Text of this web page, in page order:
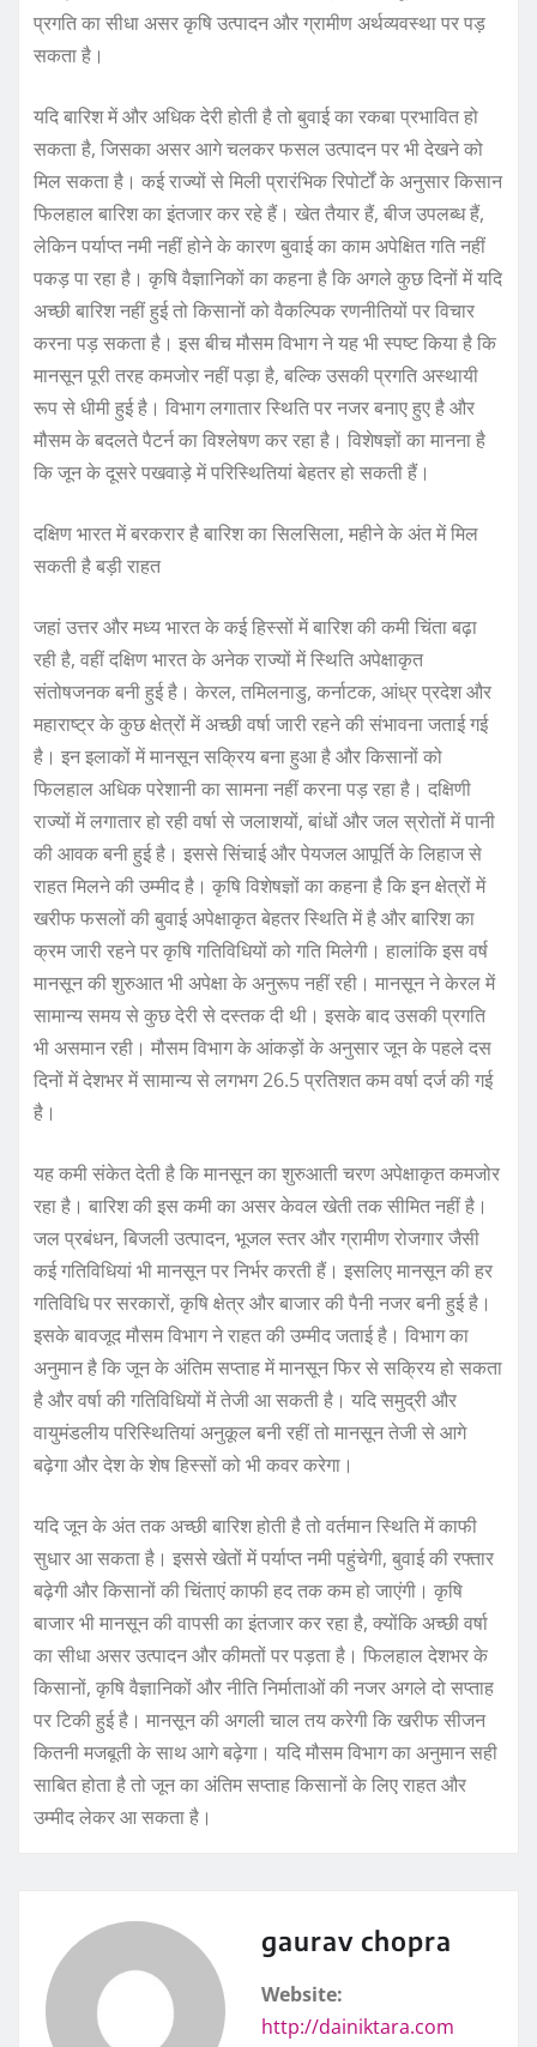
प्रगति का सीधा असर कृषि उत्पादन और ग्रामीण अर्थव्यवस्था पर पड़
सकता है।
यदि बारिश में और अधिक देरी होती है तो बुवाई का रकबा प्रभावित हो
सकता है, जिसका असर आगे चलकर फसल उत्पादन पर भी देखने को
मिल सकता है। कई राज्यों से मिली प्रारंभिक रिपोर्टों के अनुसार किसान
फिलहाल बारिश का इंतजार कर रहे हैं। खेत तैयार हैं, बीज उपलब्ध हैं,
लेकिन पर्याप्त नमी नहीं होने के कारण बुवाई का काम अपेक्षित गति नहीं
पकड़ पा रहा है। कृषि वैज्ञानिकों का कहना है कि अगले कुछ दिनों में यदि
अच्छी बारिश नहीं हुई तो किसानों को वैकल्पिक रणनीतियों पर विचार
करना पड़ सकता है। इस बीच मौसम विभाग ने यह भी स्पष्ट किया है कि
मानसून पूरी तरह कमजोर नहीं पड़ा है, बल्कि उसकी प्रगति अस्थायी
रूप से धीमी हुई है। विभाग लगातार स्थिति पर नजर बनाए हुए है और
मौसम के बदलते पैटर्न का विश्लेषण कर रहा है। विशेषज्ञों का मानना है
कि जून के दूसरे पखवाड़े में परिस्थितियां बेहतर हो सकती हैं।
दक्षिण भारत में बरकरार है बारिश का सिलसिला, महीने के अंत में मिल
सकती है बड़ी राहत
जहां उत्तर और मध्य भारत के कई हिस्सों में बारिश की कमी चिंता बढ़ा
रही है, वहीं दक्षिण भारत के अनेक राज्यों में स्थिति अपेक्षाकृत
संतोषजनक बनी हुई है। केरल, तमिलनाडु, कर्नाटक, आंध्र प्रदेश और
महाराष्ट्र के कुछ क्षेत्रों में अच्छी वर्षा जारी रहने की संभावना जताई गई
है। इन इलाकों में मानसून सक्रिय बना हुआ है और किसानों को
फिलहाल अधिक परेशानी का सामना नहीं करना पड़ रहा है। दक्षिणी
राज्यों में लगातार हो रही वर्षा से जलाशयों, बांधों और जल स्रोतों में पानी
की आवक बनी हुई है। इससे सिंचाई और पेयजल आपूर्ति के लिहाज से
राहत मिलने की उम्मीद है। कृषि विशेषज्ञों का कहना है कि इन क्षेत्रों में
खरीफ फसलों की बुवाई अपेक्षाकृत बेहतर स्थिति में है और बारिश का
क्रम जारी रहने पर कृषि गतिविधियों को गति मिलेगी। हालांकि इस वर्ष
मानसून की शुरुआत भी अपेक्षा के अनुरूप नहीं रही। मानसून ने केरल में
सामान्य समय से कुछ देरी से दस्तक दी थी। इसके बाद उसकी प्रगति
भी असमान रही। मौसम विभाग के आंकड़ों के अनुसार जून के पहले दस
दिनों में देशभर में सामान्य से लगभग 26.5 प्रतिशत कम वर्षा दर्ज की गई
है।
यह कमी संकेत देती है कि मानसून का शुरुआती चरण अपेक्षाकृत कमजोर
रहा है। बारिश की इस कमी का असर केवल खेती तक सीमित नहीं है।
जल प्रबंधन, बिजली उत्पादन, भूजल स्तर और ग्रामीण रोजगार जैसी
कई गतिविधियां भी मानसून पर निर्भर करती हैं। इसलिए मानसून की हर
गतिविधि पर सरकारों, कृषि क्षेत्र और बाजार की पैनी नजर बनी हुई है।
इसके बावजूद मौसम विभाग ने राहत की उम्मीद जताई है। विभाग का
अनुमान है कि जून के अंतिम सप्ताह में मानसून फिर से सक्रिय हो सकता
है और वर्षा की गतिविधियों में तेजी आ सकती है। यदि समुद्री और
वायुमंडलीय परिस्थितियां अनुकूल बनी रहीं तो मानसून तेजी से आगे
बढ़ेगा और देश के शेष हिस्सों को भी कवर करेगा।
यदि जून के अंत तक अच्छी बारिश होती है तो वर्तमान स्थिति में काफी
सुधार आ सकता है। इससे खेतों में पर्याप्त नमी पहुंचेगी, बुवाई की रफ्तार
बढ़ेगी और किसानों की चिंताएं काफी हद तक कम हो जाएंगी। कृषि
बाजार भी मानसून की वापसी का इंतजार कर रहा है, क्योंकि अच्छी वर्षा
का सीधा असर उत्पादन और कीमतों पर पड़ता है। फिलहाल देशभर के
किसानों, कृषि वैज्ञानिकों और नीति निर्माताओं की नजर अगले दो सप्ताह
पर टिकी हुई है। मानसून की अगली चाल तय करेगी कि खरीफ सीजन
कितनी मजबूती के साथ आगे बढ़ेगा। यदि मौसम विभाग का अनुमान सही
साबित होता है तो जून का अंतिम सप्ताह किसानों के लिए राहत और
उम्मीद लेकर आ सकता है।
gaurav chopra
Website:
http://dainiktara.com